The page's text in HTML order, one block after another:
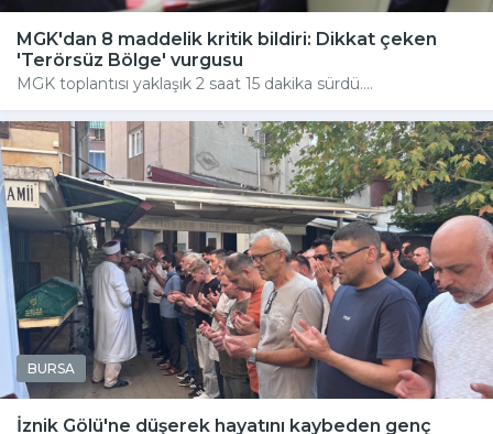
MGK'dan 8 maddelik kritik bildiri: Dikkat çeken
'Terörsüz Bölge' vurgusu
MGK toplantısı yaklaşık 2 saat 15 dakika sürdü....
BURSA
İznik Gölü'ne düşerek hayatını kaybeden genç